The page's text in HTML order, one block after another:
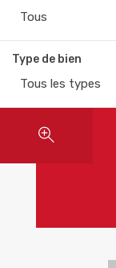
Tous
Type de bien
Tous les types